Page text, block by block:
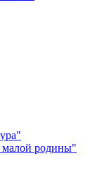
малой родины"